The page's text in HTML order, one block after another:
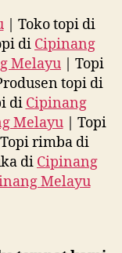
| Toko topi di
di Cipinang
Melayu | Topi
topi di
di Cipinang
Melayu| Topi
rimba di
di Cipinang
Melayu